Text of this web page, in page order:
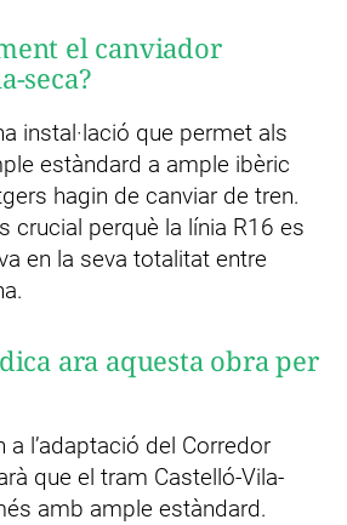
el canviador
seca?
instal·lació que permet als
estàndard a ample ibèric
hagin de canviar de tren.
crucial perquè la línia R16 es
en la seva totalitat entre
ara aquesta obra per
a l’adaptació del Corredor
que el tram Castelló-Vila-
amb ample estàndard.